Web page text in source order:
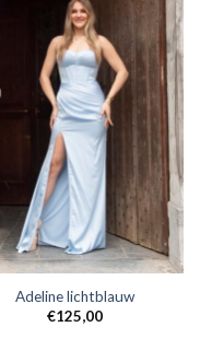
Adeline lichtblauw
€125,00